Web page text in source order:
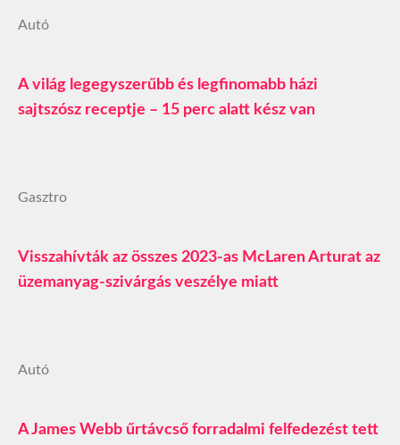
Autó
A világ legegyszerűbb és legfinomabb házi
sajtszósz receptje – 15 perc alatt kész van
Gasztro
Visszahívták az összes 2023-as McLaren Arturat az
üzemanyag-szivárgás veszélye miatt
Autó
A James Webb űrtávcső forradalmi felfedezést tett